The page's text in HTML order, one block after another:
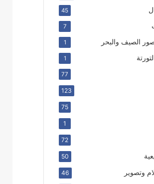
45
7
الصيف والبحر 1
1
77
123
75
1
72
50
وتصوير 46